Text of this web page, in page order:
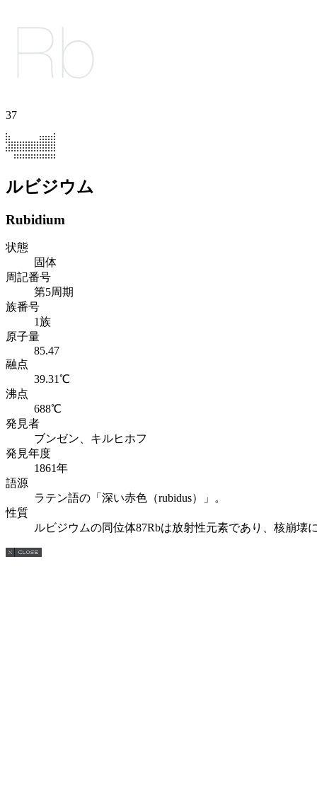
37
ルビジウム
Rubidium
状態
固体
周記番号
第5周期
族番号
1族
原子量
85.47
融点
39.31℃
沸点
688℃
発見者
ブンゼン、キルヒホフ
発見年度
1861年
語源
ラテン語の「深い赤色（rubidus）」。
性質
ルビジウムの同位体87Rbは放射性元素であり、核崩壊